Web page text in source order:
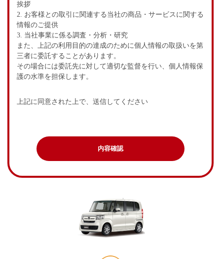
挨拶
2. お客様との取引に関連する当社の商品・サービスに関する
情報のご提供
3. 当社事業に係る調査・分析・研究
また、上記の利用目的の達成のために個人情報の取扱いを第
三者に委託することがあります。
その場合には委託先に対して適切な監督を行い、個人情報保
護の水準を担保します。
上記に同意された上で、送信してください
内容確認